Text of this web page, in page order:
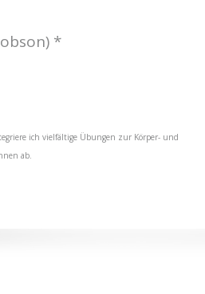
*
ich vielfältige Übungen zur Körper- und
ab.